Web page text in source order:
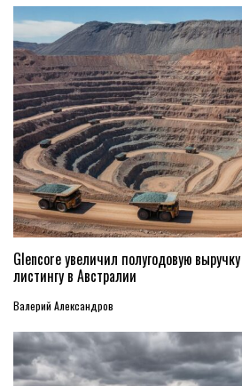
Glencore увеличил полугодовую
листингу в Австралии
Валерий Александров